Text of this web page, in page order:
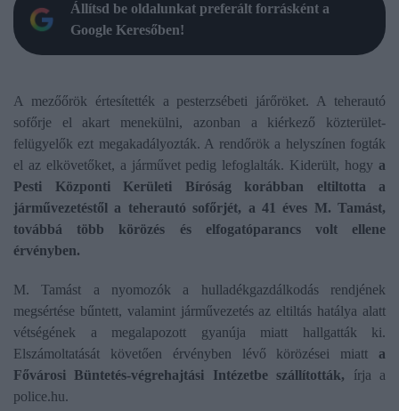
Állítsd be oldalunkat preferált forrásként a
Google Keresőben!
A mezőőrök értesítették a pesterzsébeti járőröket. A teherautó
sofőrje el akart menekülni, azonban a kiérkező közterület-
felügyelők ezt megakadályozták. A rendőrök a helyszínen fogták
el az elkövetőket, a járművet pedig lefoglalták. Kiderült, hogy a
Pesti Központi Kerületi Bíróság korábban eltiltotta a
járművezetéstől a teherautó sofőrjét, a 41 éves M. Tamást,
továbbá több körözés és elfogatóparancs volt ellene
érvényben.
M. Tamást a nyomozók a hulladékgazdálkodás rendjének
megsértése bűntett, valamint járművezetés az eltiltás hatálya alatt
vétségének a megalapozott gyanúja miatt hallgatták ki.
Elszámoltatását követően érvényben lévő körözései miatt a
Fővárosi Büntetés-végrehajtási Intézetbe szállították, írja a
police.hu.